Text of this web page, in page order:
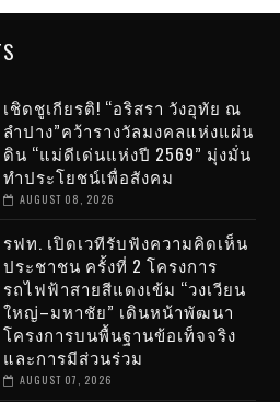
เชิดชูเกียรติ! “อริสรา วังอุทัย ณ
ลำปาง”คว้ารางวัลมงคลแห่งแผ่น
ดิน “แม่ดีเด่นแห่งปี 2569” มุ่งมั่น
ทำประโยชน์เพื่อสังคม
AUGUST 08, 2026
รฟท. เปิดเวทีรับฟังความคิดเห็น
ประชาชน ครั้งที่ 2 โครงการ
รถไฟฟ้าสายสีแดงเข้ม “วงเวียน
ใหญ่–มหาชัย” เดินหน้าพัฒนา
โครงการบนพื้นฐานข้อเท็จจริง
และการมีส่วนร่วม
AUGUST 07, 2026